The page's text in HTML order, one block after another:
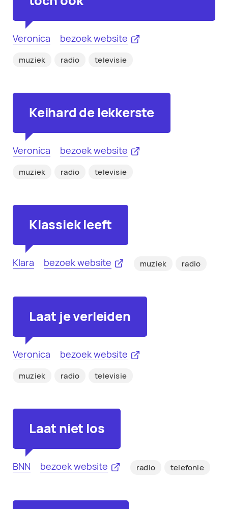
Veronica bezoek website
muziek radio televisie
Keihard de lekkerste
Veronica bezoek website
muziek radio televisie
Klassiek leeft
Klara bezoek website muziek radio
Laat je verleiden
Veronica bezoek website
muziek radio televisie
Laat niet los
BNN bezoek website radio telefonie